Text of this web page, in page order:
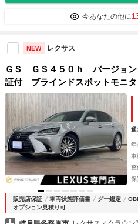
今あなたの他に
NEW レクサス
ＧＳ ＧＳ４５０ｈ バージョ
証付 ブラインドスポットモニ
ークルーズコントロール ヘッ
ート コーナーセンサー ステ
インチナビ
通
年
車
整
保
販売店保証 車両状態評価書 グー鑑定
オプション見積り可